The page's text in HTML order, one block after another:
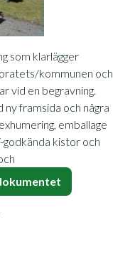
som klarlägger
kommunen och
vid en begravning.
framsida och några
emballage
kistor och